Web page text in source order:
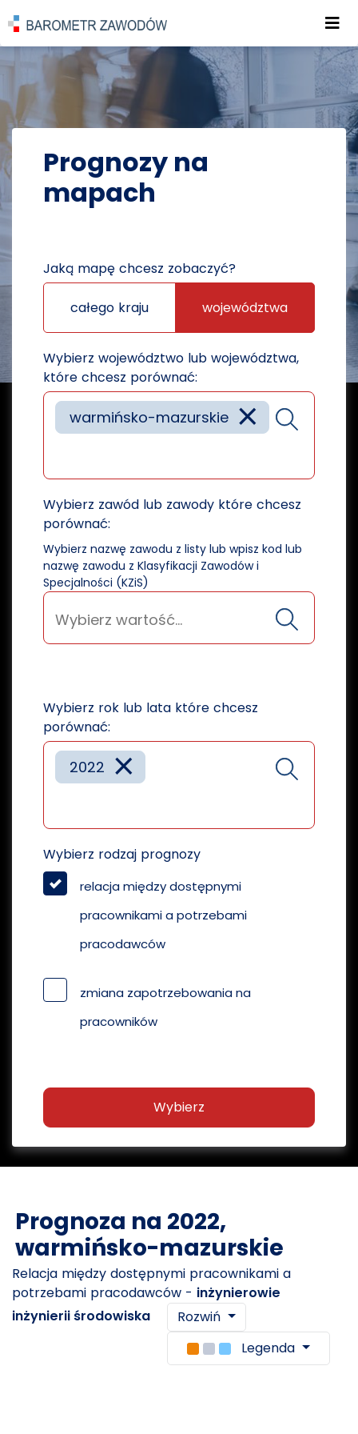
POWRÓT DO STRONY GŁÓWNEJ
PROGNOZY PROGNOZY NA MAPACH
Prognozy na
mapach
Jaką mapę chcesz zobaczyć?
całego kraju województwa
Wybierz województwo lub województwa,
które chcesz porównać:
×
warmińsko-mazurskie
Wybierz zawód lub zawody które chcesz
porównać:
Wybierz nazwę zawodu z listy lub wpisz kod lub
nazwę zawodu z Klasyfikacji Zawodów i
Specjalności (KZiS)
Wybierz rok lub lata które chcesz
porównać:
×
2022
Wybierz rodzaj prognozy
relacja między dostępnymi
pracownikami a potrzebami
pracodawców
zmiana zapotrzebowania na
pracowników
Wybierz
Prognoza na 2022,
warmińsko-mazurskie
Relacja między dostępnymi pracownikami a
potrzebami pracodawców - inżynierowie
inżynierii środowiska
Rozwiń
Legenda